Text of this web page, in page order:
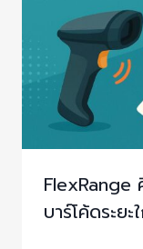
FlexRange
บาร์โค้ดระย